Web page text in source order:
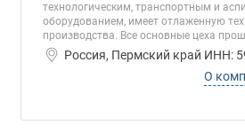
технологическим, транспортным и
оборудованием, имеет отлаженную
производства. Все основные цеха
Россия, Пермский край ИНН:
О